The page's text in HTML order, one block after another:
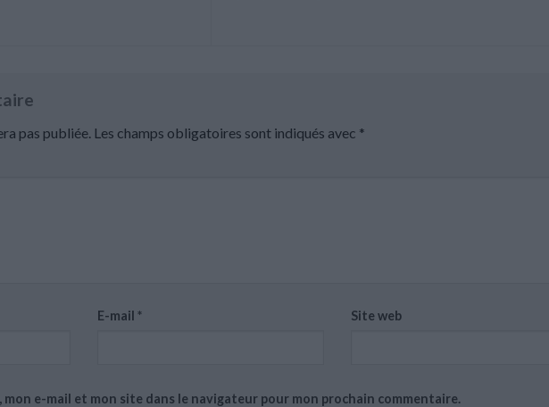
pas publiée. Les champs obligatoires sont indiqués avec *
E-mail* Site web
mon e-mail et mon site dans le navigateur pour mon prochain commentaire.